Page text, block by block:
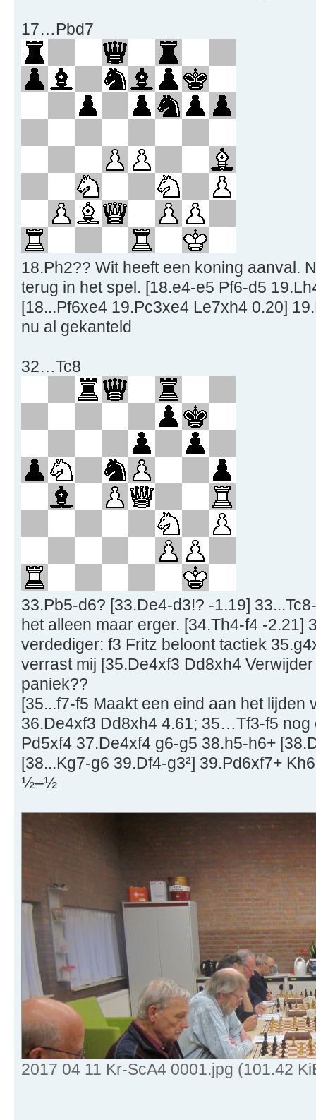
17…Pbd7
18.Ph2?? Wit heeft een koning aanval.
terug in het spel. [18.e4-e5 Pf6-d5
[18...Pf6xe4 19.Pc3xe4 Le7xh4 0.20]
nu al gekanteld
32…Tc8
33.Pb5-d6? [33.De4-d3!? -1.19]
het alleen maar erger. [34.Th4-f4 -2.21]
verdediger: f3 Fritz beloont tactiek
verrast mij [35.De4xf3 Dd8xh4
paniek??
[35...f7-f5 Maakt een eind aan het lijden
36.De4xf3 Dd8xh4 4.61; 35…Tf3-f5 nog
Pd5xf4 37.De4xf4 g6-g5 38.h5-h6+
[38...Kg7-g6 39.Df4-g3²] 39.Pd6xf7+
½–½
2017 04 11 Kr-ScA4 0001.jpg (101.42